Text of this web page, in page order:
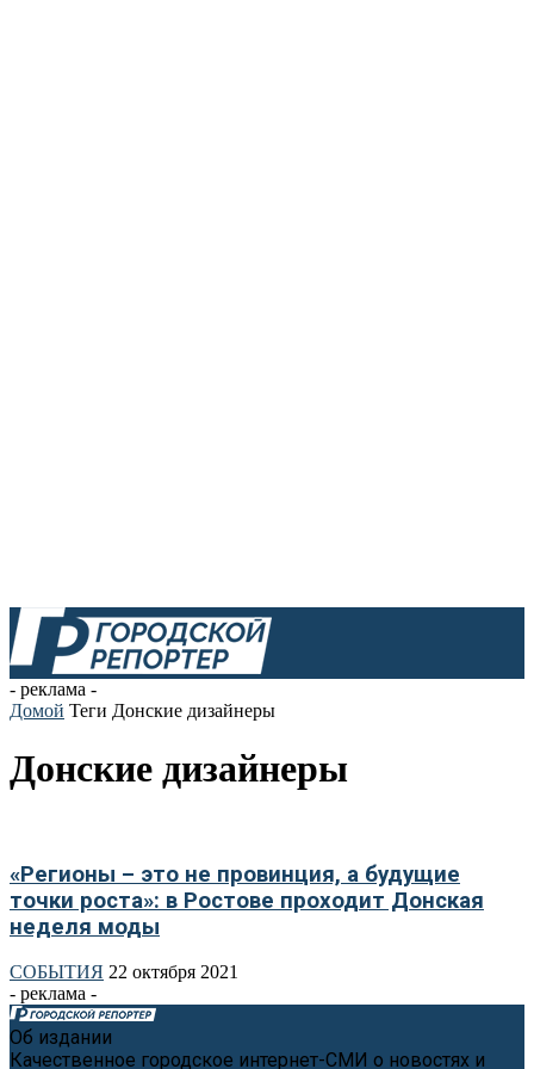
- реклама -
Домой Теги Донские дизайнеры
Донские дизайнеры
«Регионы – это не провинция, а будущие
точки роста»: в Ростове проходит Донская
неделя моды
СОБЫТИЯ 22 октября 2021
- реклама -
Об издании
Качественное городское интернет-СМИ о новостях и